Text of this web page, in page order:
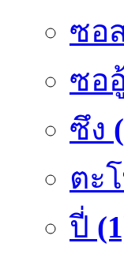
ซอ
ซออู้
ซึง
ตะ
ปี่